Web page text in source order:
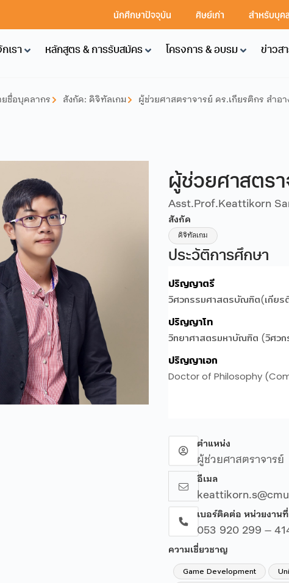
นักศึกษาปัจจุบัน ศิษย์เก่า สำหรับบุค
เรา หลักสูตร & การรับสมัคร โครงการ & อบรม ข่าวส
ยชื่อบุคลากร สังกัด: ดิจิทัลเกม ผู้ช่วยศาสตราจารย์ ดร.เกียรติกร สำอ
ผู้ช่วยศาสตรา
Asst.Prof.Keattikorn
สังกัด
ดิจิทัลเกม
ประวัติการศึกษา
ตำแหน่ง
ผู้ช่วยศาสตราจารย์
อีเมล
เบอร์ติดต่อ หน่วยงาน
053 920 299 –
ความเชี่ยวชาญ